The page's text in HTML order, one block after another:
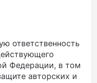
ответственность
Федерации, в том
авторских и